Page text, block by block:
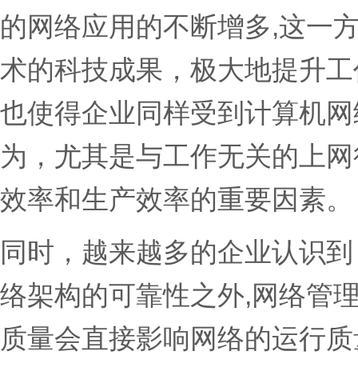
的网络应用的不断增多,这一
术的科技成果，极大地提升
也使得企业同样受到计算机
为，尤其是与工作无关的上
效率和生产效率的重要因素。
同时，越来越多的企业认识
络架构的可靠性之外,网络管
质量会直接影响网络的运行